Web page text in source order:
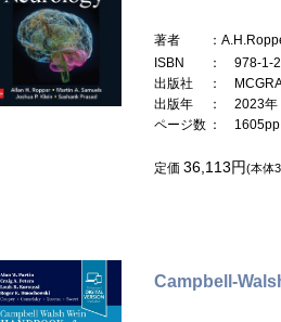
著者
：
ISBN
： 978-1-
出版社
：
出版年
： 2023年
ページ数 ： 1605pp.
定価 36,113円(本体
Campbell-